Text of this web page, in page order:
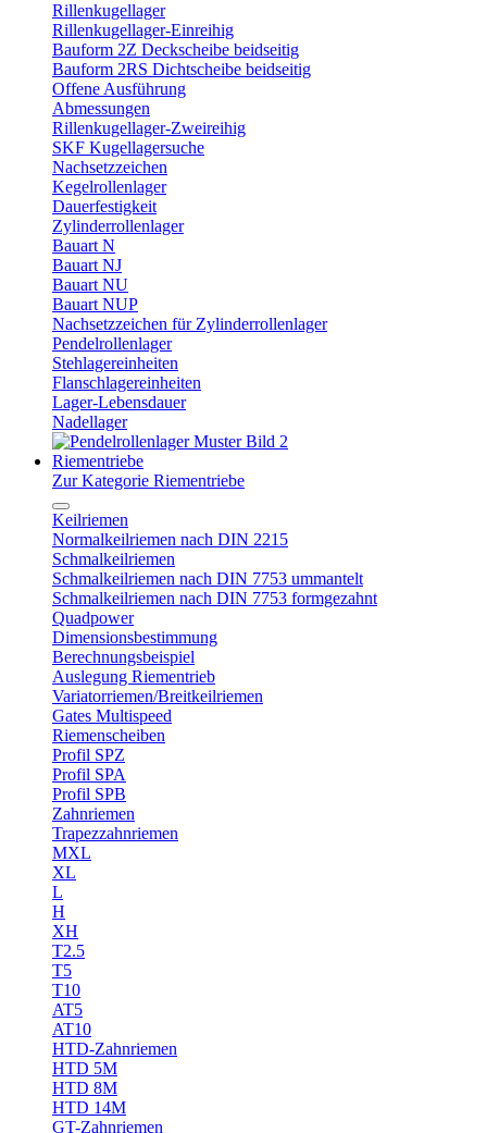
Rillenkugellager
Rillenkugellager-Einreihig
Bauform 2Z Deckscheibe beidseitig
Bauform 2RS Dichtscheibe beidseitig
Offene Ausführung
Abmessungen
Rillenkugellager-Zweireihig
SKF Kugellagersuche
Nachsetzzeichen
Kegelrollenlager
Dauerfestigkeit
Zylinderrollenlager
Bauart N
Bauart NJ
Bauart NU
Bauart NUP
Nachsetzzeichen für Zylinderrollenlager
Pendelrollenlager
Stehlagereinheiten
Flanschlagereinheiten
Lager-Lebensdauer
Nadellager
Riementriebe
Zur Kategorie Riementriebe
Keilriemen
Normalkeilriemen nach DIN 2215
Schmalkeilriemen
Schmalkeilriemen nach DIN 7753 ummantelt
Schmalkeilriemen nach DIN 7753 formgezahnt
Quadpower
Dimensionsbestimmung
Berechnungsbeispiel
Auslegung Riementrieb
Variatorriemen/Breitkeilriemen
Gates Multispeed
Riemenscheiben
Profil SPZ
Profil SPA
Profil SPB
Zahnriemen
Trapezzahnriemen
MXL
XL
L
H
XH
T2.5
T5
T10
AT5
AT10
HTD-Zahnriemen
HTD 5M
HTD 8M
HTD 14M
GT-Zahnriemen